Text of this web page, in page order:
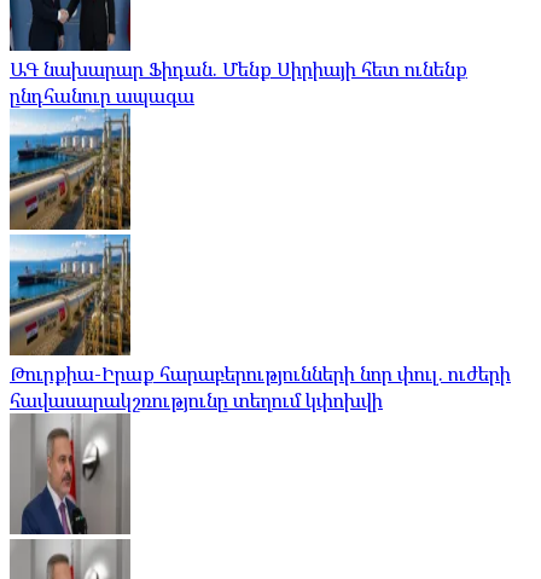
ԱԳ նախարար Ֆիդան. Մենք Սիրիայի հետ ունենք
ընդհանուր ապագա
Թուրքիա-Իրաք հարաբերությունների նոր փուլ. ուժերի
հավասարակշռությունը տեղում կփոխվի